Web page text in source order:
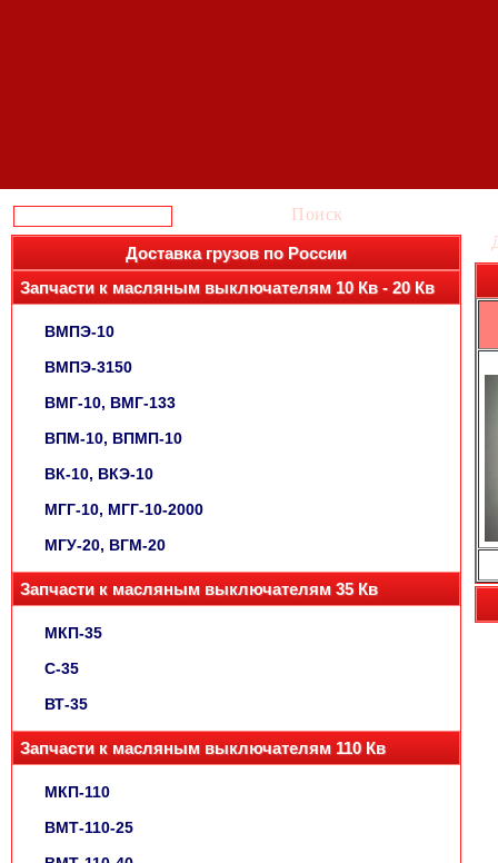
Поиск
Доставка грузов по России
Запчасти к масляным выключателям 10 Кв - 20 Кв
ВМПЭ-10
ВМПЭ-3150
ВМГ-10, ВМГ-133
ВПМ-10, ВПМП-10
ВК-10, ВКЭ-10
МГГ-10, МГГ-10-2000
МГУ-20, ВГМ-20
Запчасти к масляным выключателям 35 Кв
МКП-35
С-35
ВТ-35
Запчасти к масляным выключателям 110 Кв
МКП-110
ВМТ-110-25